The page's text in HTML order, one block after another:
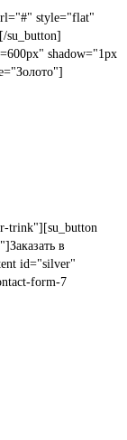
style="flat"
su_button]
shadow="1px
trink"][su_button
в
id="silver"
form-7